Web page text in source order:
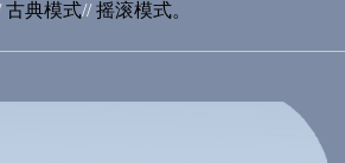
古典模式// 摇滚模式。